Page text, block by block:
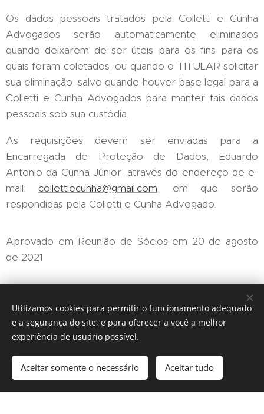
Os dados pessoais tratados pela Colletti e Cunha
Advogados serão automaticamente eliminados
quando deixarem de ser úteis para os fins para os
quais foram coletados, ou quando o TITULAR solicitar
sua eliminação, salvo quando houver base legal para a
Colletti e Cunha Advogados para manter tais dados
pessoais sob sua custódia.
As requisições devem ser enviadas para a
Encarregada de Proteção de Dados, Eduardo
Antonio da Cunha Júnior, através do endereço de e-
mail: collettiecunha@gmail.com, em que serão
respondidas pela Colletti e Cunha Advogado.
Aprovado em Reunião de Sócios em 20 de agosto
de 2021
Desenvolvido porWebnode Cookies
Crie seu site grátis! Comece agora
Utilizamos cookies para permitir o funcionamento adequado
e a segurança do site, e para oferecer a você a melhor
experiência de usuário possível.
Aceitar somente o necessário Aceitar tudo